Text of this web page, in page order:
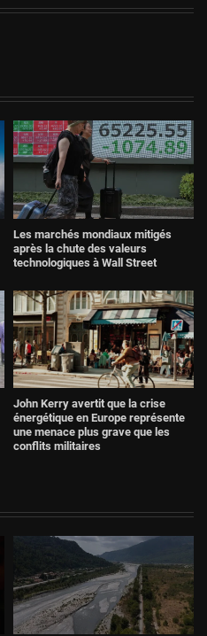
Les marchés mondiaux mitigés
après la chute des valeurs
technologiques à Wall Street
John Kerry avertit que la crise
énergétique en Europe représente
une menace plus grave que les
conflits militaires